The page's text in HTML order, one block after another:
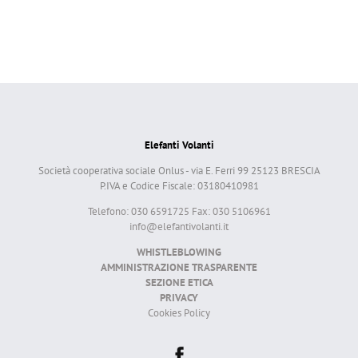
Elefanti Volanti
Società cooperativa sociale Onlus - via E. Ferri 99 25123 BRESCIA
P.IVA e Codice Fiscale: 03180410981
Telefono: 030 6591725 Fax: 030 5106961
info@elefantivolanti.it
WHISTLEBLOWING
AMMINISTRAZIONE TRASPARENTE
SEZIONE ETICA
PRIVACY
Cookies Policy